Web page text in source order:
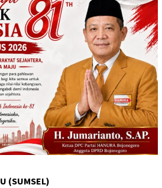
(SUMSEL)